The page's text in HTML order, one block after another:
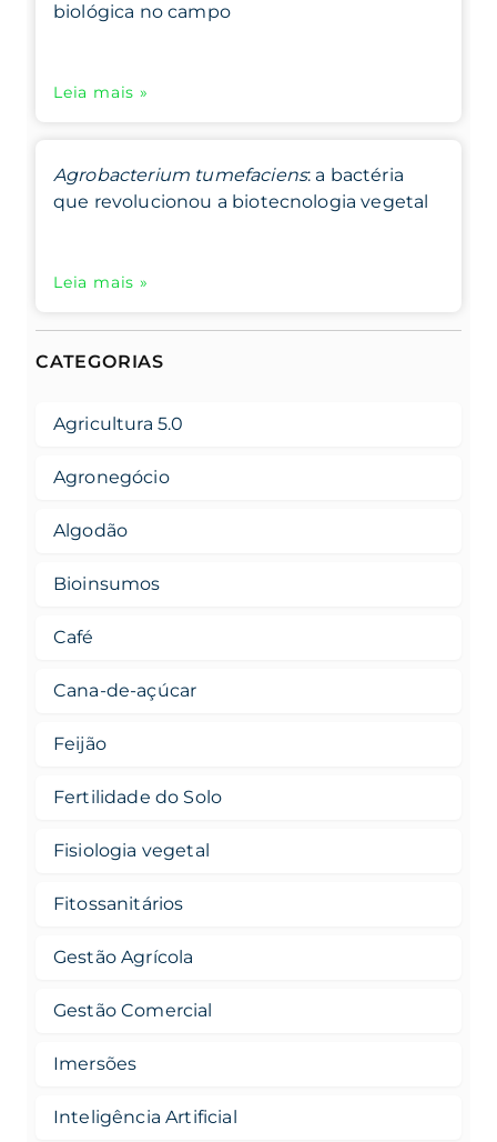
biológica no campo
Leia mais »
Agrobacterium tumefaciens: a bactéria
que revolucionou a biotecnologia vegetal
Leia mais »
CATEGORIAS
Agricultura 5.0
Agronegócio
Algodão
Bioinsumos
Café
Cana-de-açúcar
Feijão
Fertilidade do Solo
Fisiologia vegetal
Fitossanitários
Gestão Agrícola
Gestão Comercial
Imersões
Inteligência Artificial